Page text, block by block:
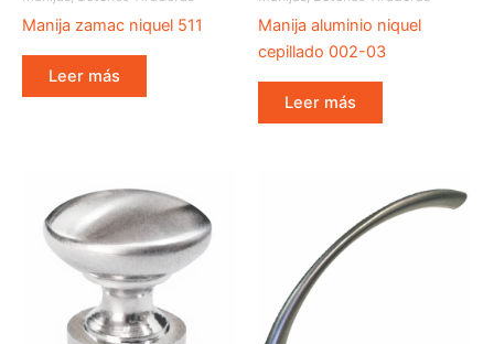
Manija zamac niquel 511
Leer más
Manija aluminio niquel
cepillado 002-03
Leer más